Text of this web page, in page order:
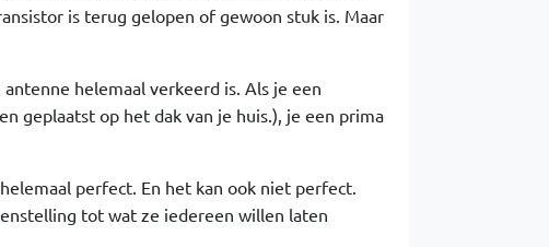
is terug gelopen of gewoon stuk is. Maar
helemaal verkeerd is. Als je een
geplaatst op het dak van je huis.), je een prima
perfect. En het kan ook niet perfect.
tot wat ze iedereen willen laten